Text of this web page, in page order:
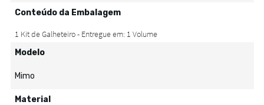
Conteúdo da Embalagem
Modelo
Mimo
Material